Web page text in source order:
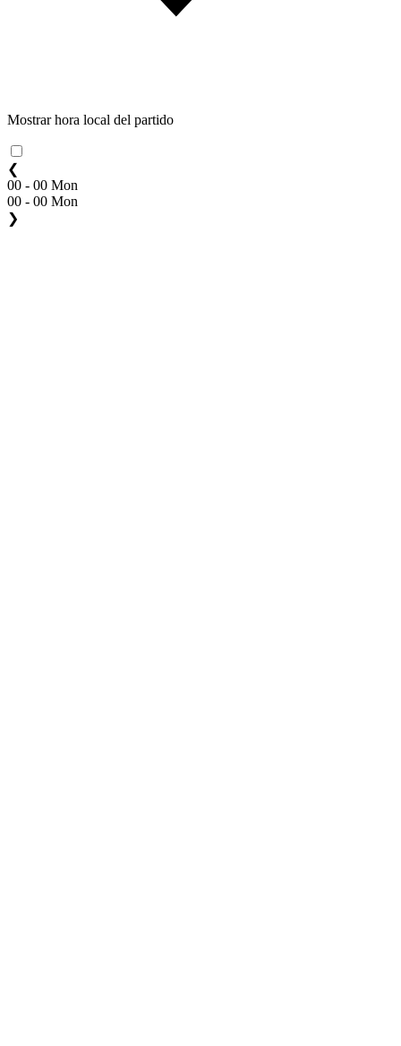
Mostrar hora local del partido
❮
00 - 00 Mon
00 - 00 Mon
❯